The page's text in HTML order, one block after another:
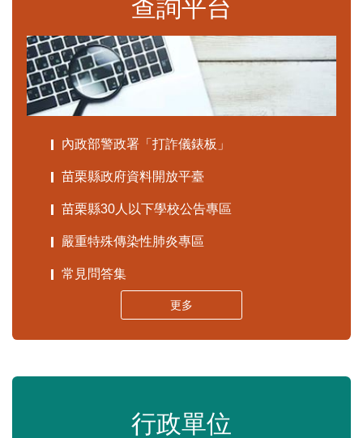
查詢平台
內政部警政署「打詐儀錶板」
苗栗縣政府資料開放平臺
苗栗縣30人以下學校公告專區
嚴重特殊傳染性肺炎專區
常見問答集
更多
行政單位